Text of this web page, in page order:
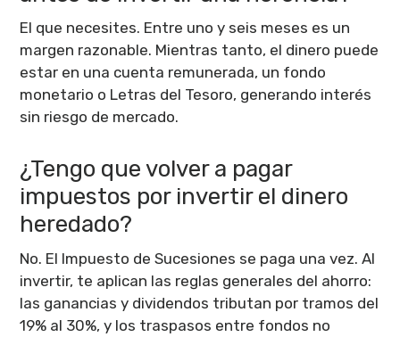
El que necesites. Entre uno y seis meses es un
margen razonable. Mientras tanto, el dinero puede
estar en una cuenta remunerada, un fondo
monetario o Letras del Tesoro, generando interés
sin riesgo de mercado.
¿Tengo que volver a pagar
impuestos por invertir el dinero
heredado?
No. El Impuesto de Sucesiones se paga una vez. Al
invertir, te aplican las reglas generales del ahorro:
las ganancias y dividendos tributan por tramos del
19% al 30%, y los traspasos entre fondos no